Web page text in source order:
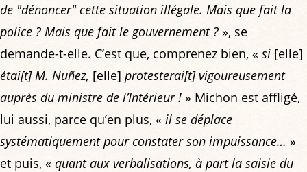
de "dénoncer" cette situation illégale. Mais que fait la
police ? Mais que fait le gouvernement ? », se
demande-t-elle. C’est que, comprenez bien, « si [elle]
étai[t] M. Nuñez, [elle] protesterai[t] vigoureusement
auprès du ministre de l’Intérieur ! » Michon est affligé,
lui aussi, parce qu’en plus, « il se déplace
systématiquement pour constater son impuissance… »
et puis, « quant aux verbalisations, à part la saisie du